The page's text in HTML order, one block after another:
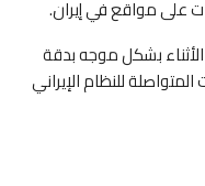
على مواقع في إيران.
بشكل موجه بدقة
للنظام الإيراني